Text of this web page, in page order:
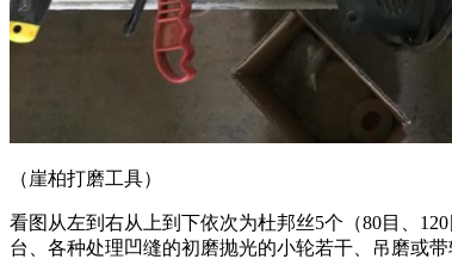
（崖柏打磨工具）
看图从左到右从上到下依次为杜邦丝5个（80目、
台、各种处理凹缝的初磨抛光的小轮若干、吊磨或